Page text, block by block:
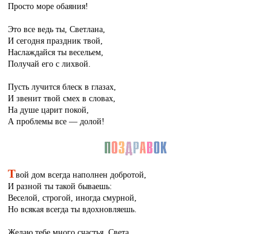
Просто море обаяния!
Это все ведь ты, Светлана,
И сегодня праздник твой,
Наслаждайся ты весельем,
Получай его с лихвой.
Пусть лучится блеск в глазах,
И звенит твой смех в словах,
На душе царит покой,
А проблемы все — долой!
Твой дом всегда наполнен добротой,
И разной ты такой бываешь:
Веселой, строгой, иногда смурной,
Но всякая всегда ты вдохновляешь.